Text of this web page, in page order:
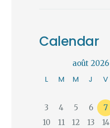
Calendar
août 2026
L M M J V
3
4 5 6 7
10
11 12 13 14